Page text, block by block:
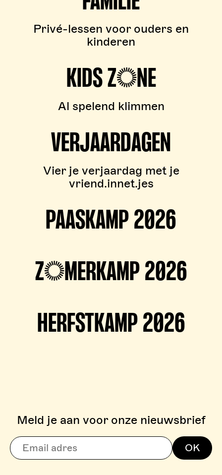
Privé-lessen voor ouders en
kinderen
KIDS ZONE
Al spelend klimmen
VERJAARDAGEN
Vier je verjaardag met je
vriend.innet.jes
PAASKAMP 2026
ZOMERKAMP 2026
HERFSTKAMP 2026
> BOULDERZONE
Meld je aan voor onze nieuwsbrief
OK